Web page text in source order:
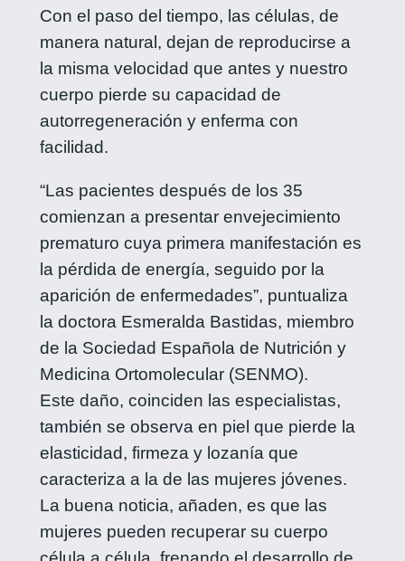
Con el paso del tiempo, las células, de
manera natural, dejan de reproducirse a
la misma velocidad que antes y nuestro
cuerpo pierde su capacidad de
autorregeneración y enferma con
facilidad.
“Las pacientes después de los 35
comienzan a presentar envejecimiento
prematuro cuya primera manifestación es
la pérdida de energía, seguido por la
aparición de enfermedades”, puntualiza
la doctora Esmeralda Bastidas, miembro
de la Sociedad Española de Nutrición y
Medicina Ortomolecular (SENMO).
Este daño, coinciden las especialistas,
también se observa en piel que pierde la
elasticidad, firmeza y lozanía que
caracteriza a la de las mujeres jóvenes.
La buena noticia, añaden, es que las
mujeres pueden recuperar su cuerpo